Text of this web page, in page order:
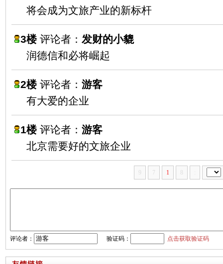
将会成为文旅产业的新标杆
3楼评论者： 发财的小貔
润德信和必将崛起
2楼评论者： 游客
有大爱的企业
1楼评论者： 游客
北京需要好的文旅企业
7 1 :
评论者： 验证码： 点击获取验证码